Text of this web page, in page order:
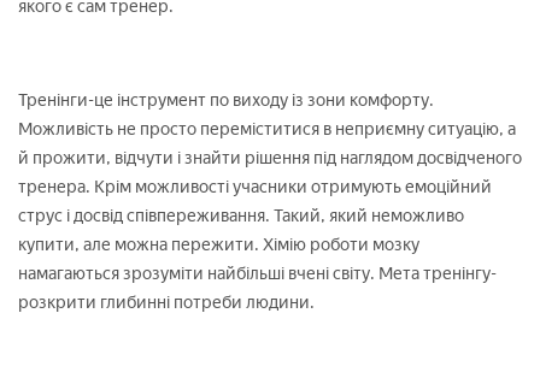
якого є сам тренер.
Тренінги-це інструмент по виходу із зони комфорту.
Можливість не просто переміститися в неприємну ситуацію, а
й прожити, відчути і знайти рішення під наглядом досвідченого
тренера. Крім можливості учасники отримують емоційний
струс і досвід співпереживання. Такий, який неможливо
купити, але можна пережити. Хімію роботи мозку
намагаються зрозуміти найбільші вчені світу. Мета тренінгу-
розкрити глибинні потреби людини.